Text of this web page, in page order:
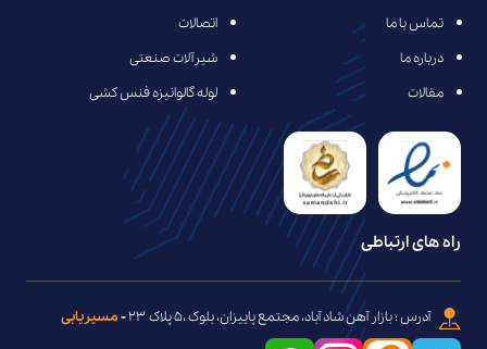
تماس با ما
درباره ما
مقالات
اتصالات
شیرآلات صنعتی
لوله گالوانیزه فنس کشی
راه های ارتباطی
آدرس : بازار آهن شاد آباد، مجتمع پاییزان، بلوک ،۵ پلاک ۲۳ -مسیریابی